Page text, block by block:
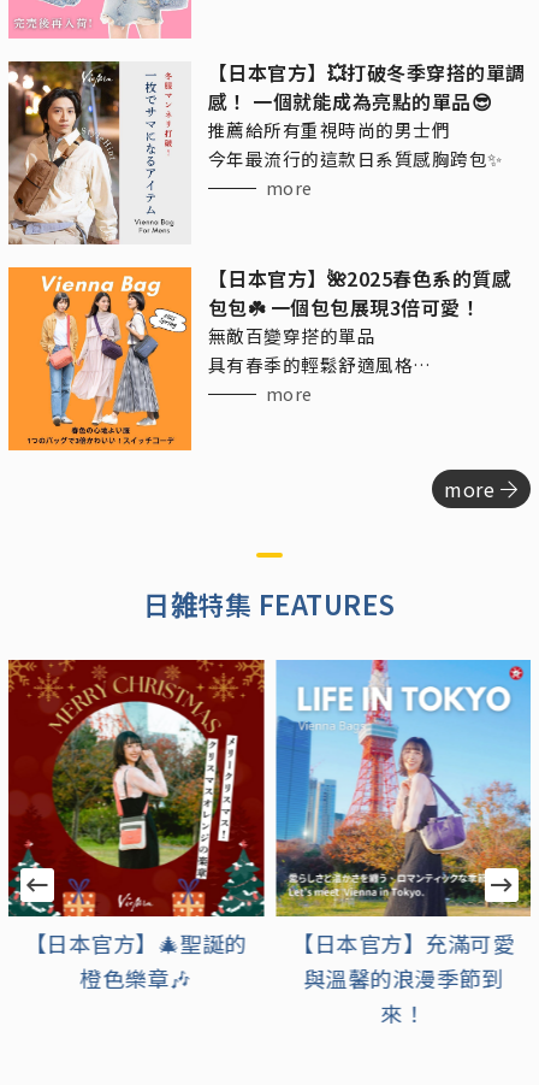
【日本官方】💥打破冬季穿搭的單調
感！ 一個就能成為亮點的單品😎
推薦給所有重視時尚的男士們
今年最流行的這款日系質感胸跨包✨
more
【日本官方】🌺2025春色系的質感
包包☘️ 一個包包展現3倍可愛！
無敵百變穿搭的單品
具有春季的輕鬆舒適風格
又帶點精緻的成熟休閒感
more
more
日雑特集 FEATURES
【日本官方】🎄聖誕的
橙色樂章🎶
【日本官方】充滿可愛
與溫馨的浪漫季節到
來！